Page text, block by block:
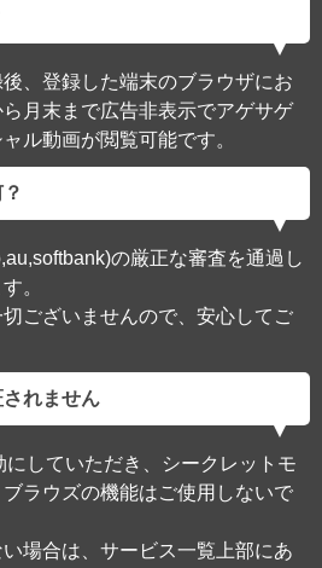
、登録した端末のブラウザにお
月末まで広告非表示でアゲサゲ
ル動画が閲覧可能です。
の厳正な審査を通過し
。
ございませんので、安心してご
れません
していただき、シークレットモ
ラウズの機能はご使用しないで
場合は、サービス一覧上部にあ